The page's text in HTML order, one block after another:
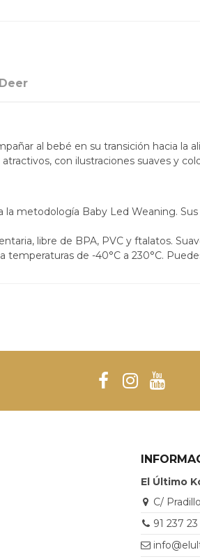
al bebé en su transición hacia
con ilustraciones suaves y
la metodología Baby Led Weaning.
libre de BPA, PVC y ftalatos.
temperaturas de -40°C a 230°C.
El Último
C/
91 237 23